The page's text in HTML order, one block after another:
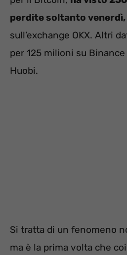
perdite soltanto venerdì,
sull’exchange OKX. Altri
per 125 milioni su
Huobi.
Si tratta di un fenomeno
ma è la prima volta che